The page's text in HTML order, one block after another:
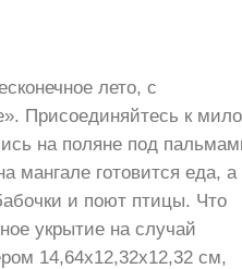
лето, с
Присоединяйтесь к
на поляне под
мангале готовится еда, а
и поют птицы. Что
укрытие на случай
14,64х12,32х12,32 см,